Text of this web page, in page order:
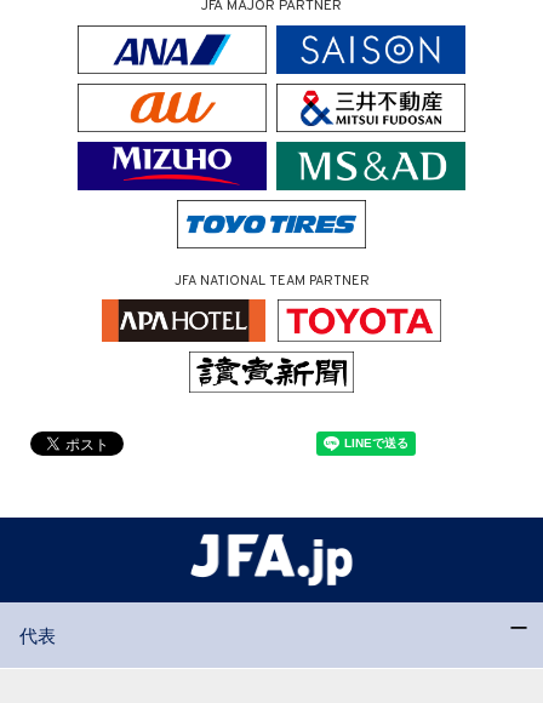
JFA MAJOR PARTNER
JFA NATIONAL TEAM PARTNER
代表